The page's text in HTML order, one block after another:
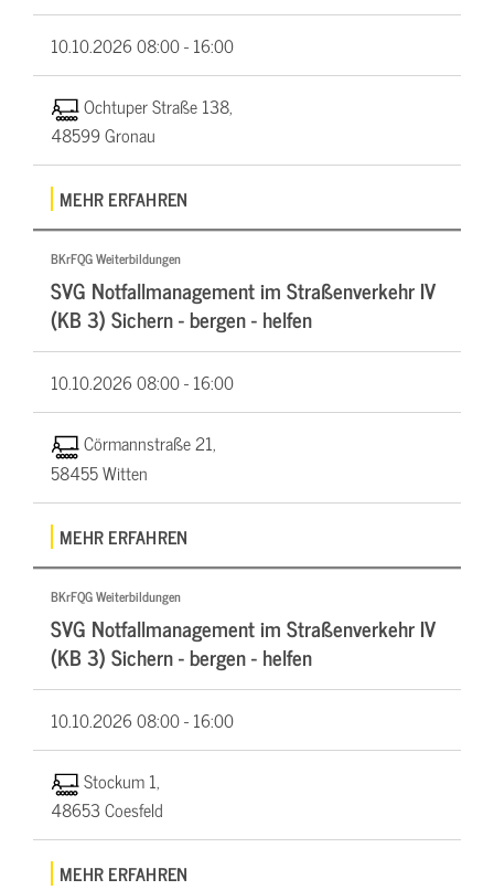
10.10.202608:00 - 16:00
Ochtuper Straße 138,
48599 Gronau
MEHR ERFAHREN
BKrFQG Weiterbildungen
SVG Notfallmanagement im Straßenverkehr IV
(KB 3) Sichern - bergen - helfen
10.10.202608:00 - 16:00
Cörmannstraße 21,
58455 Witten
MEHR ERFAHREN
BKrFQG Weiterbildungen
SVG Notfallmanagement im Straßenverkehr IV
(KB 3) Sichern - bergen - helfen
10.10.202608:00 - 16:00
Stockum 1,
48653 Coesfeld
MEHR ERFAHREN